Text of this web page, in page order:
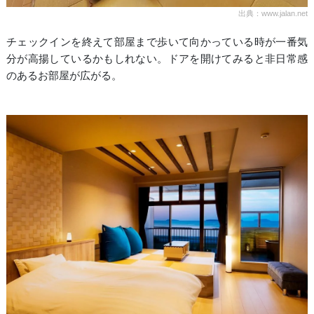
出典：www.jalan.net
チェックインを終えて部屋まで歩いて向かっている時が一番気
分が高揚しているかもしれない。ドアを開けてみると非日常感
のあるお部屋が広がる。